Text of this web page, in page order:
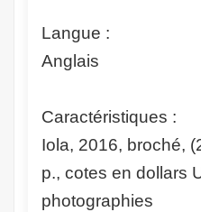
Langue :
Anglais
Caractéristiques :
Iola, 2016, broché,
p., cotes en dollars
photographies